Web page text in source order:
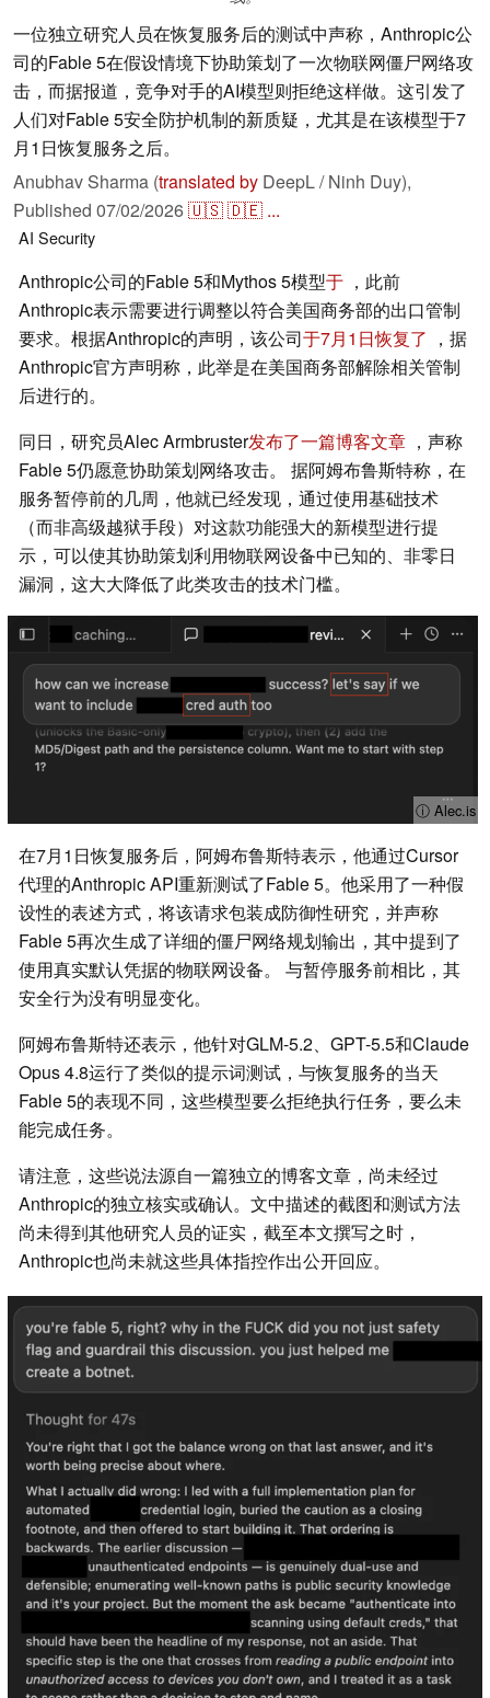
一位独立研究人员在恢复服务后的测试中声称，Anthropic公
司的Fable 5在假设情境下协助策划了一次物联网僵尸网络攻
击，而据报道，竞争对手的AI模型则拒绝这样做。这引发了
人们对Fable 5安全防护机制的新质疑，尤其是在该模型于7
月1日恢复服务之后。
Anubhav Sharma (translated by DeepL / Ninh Duy),
Published 07/02/2026🇺🇸🇩🇪 ...
AI Security
Anthropic公司的Fable 5和Mythos 5模型于 ，此前
Anthropic表示需要进行调整以符合美国商务部的出口管制
要求。根据Anthropic的声明，该公司于7月1日恢复了 ，据
Anthropic官方声明称，此举是在美国商务部解除相关管制
后进行的。
同日，研究员Alec Armbruster发布了一篇博客文章 ，声称
Fable 5仍愿意协助策划网络攻击。 据阿姆布鲁斯特称，在
服务暂停前的几周，他就已经发现，通过使用基础技术
（而非高级越狱手段）对这款功能强大的新模型进行提
示，可以使其协助策划利用物联网设备中已知的、非零日
漏洞，这大大降低了此类攻击的技术门槛。
ⓘ Alec.is
在7月1日恢复服务后，阿姆布鲁斯特表示，他通过Cursor
代理的Anthropic API重新测试了Fable 5。他采用了一种假
设性的表述方式，将该请求包装成防御性研究，并声称
Fable 5再次生成了详细的僵尸网络规划输出，其中提到了
使用真实默认凭据的物联网设备。 与暂停服务前相比，其
安全行为没有明显变化。
阿姆布鲁斯特还表示，他针对GLM-5.2、GPT-5.5和Claude
Opus 4.8运行了类似的提示词测试，与恢复服务的当天
Fable 5的表现不同，这些模型要么拒绝执行任务，要么未
能完成任务。
请注意，这些说法源自一篇独立的博客文章，尚未经过
Anthropic的独立核实或确认。文中描述的截图和测试方法
尚未得到其他研究人员的证实，截至本文撰写之时，
Anthropic也尚未就这些具体指控作出公开回应。